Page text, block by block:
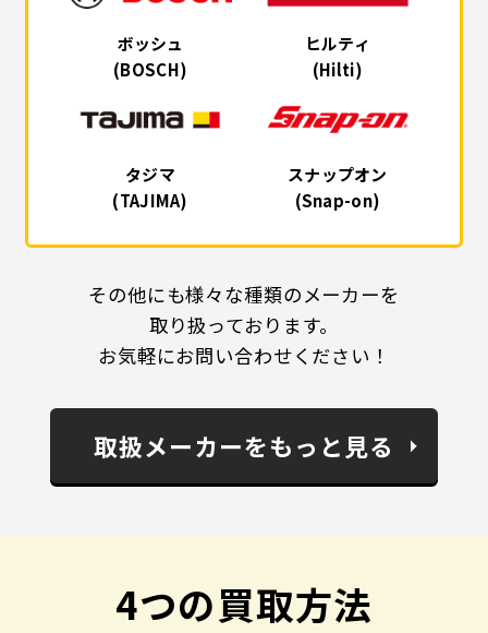
ボッシュ
(BOSCH)
ヒルティ
(Hilti)
タジマ
(TAJIMA)
スナップオン
(Snap-on)
その他にも様々な種類のメーカーを
取り扱っております。
お気軽にお問い合わせください！
取扱メーカーをもっと見る
4つの買取方法